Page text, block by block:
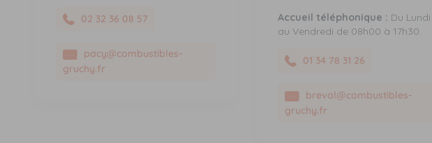
02 32 36 08 57
pacy@combustibles-
gruchy.fr
Accueil téléphonique : Du Lundi
au Vendredi de 08h00 à 17h30.
01 34 78 31 26
breval@combustibles-
gruchy.fr